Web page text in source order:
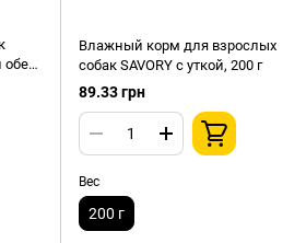
Влажный корм для взрослых
собак SAVORY с уткой, 200 г
89.33 грн
Вес
200 г